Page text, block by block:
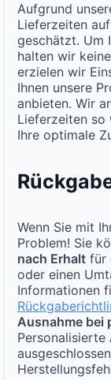
Aufgrund
Lieferzeiten auf
geschätzt. Um
halten wir
erzielen wir
Ihnen unsere
anbieten. Wir
Lieferzeiten
Ihre optimale
Wenn Sie mit
Problem! Sie
nach Erhalt für
oder einen
Informationen
Ausnahme bei